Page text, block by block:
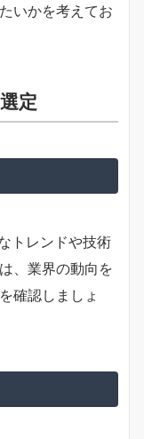
いかを考えてお
定
トレンドや技術
、業界の動向を
確認しましょ